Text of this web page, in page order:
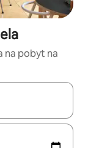
na pobyt na
się po nich za